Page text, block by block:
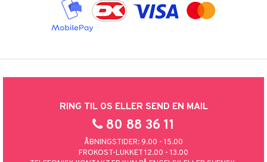
RING TIL OS ELLER SEND EN MAIL
80 88 36 11
ÅBNINGSTIDER: 9.00 - 15.00
FROKOST-LUKKET 12.00 - 13.00